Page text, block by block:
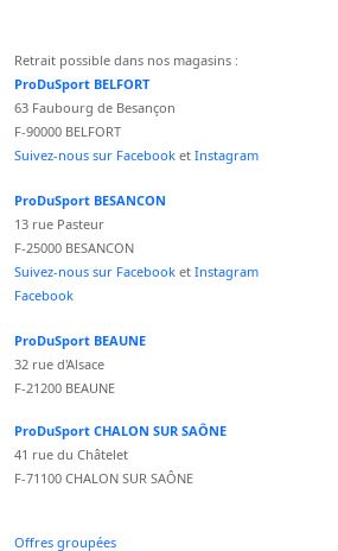
Retrait possible dans nos magasins :
ProDuSport BELFORT
63 Faubourg de Besançon
F-90000 BELFORT
Suivez-nous sur Facebook et Instagram
ProDuSport BESANCON
13 rue Pasteur
F-25000 BESANCON
Suivez-nous sur Facebook et Instagram
Facebook
ProDuSport BEAUNE
32 rue d'Alsace
F-21200 BEAUNE
ProDuSport CHALON SUR SAÔNE
41 rue du Châtelet
F-71100 CHALON SUR SAÔNE
Offres groupées